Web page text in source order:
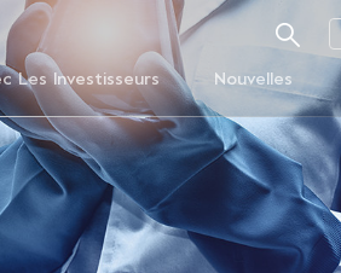
Les Investisseurs Nouvelles